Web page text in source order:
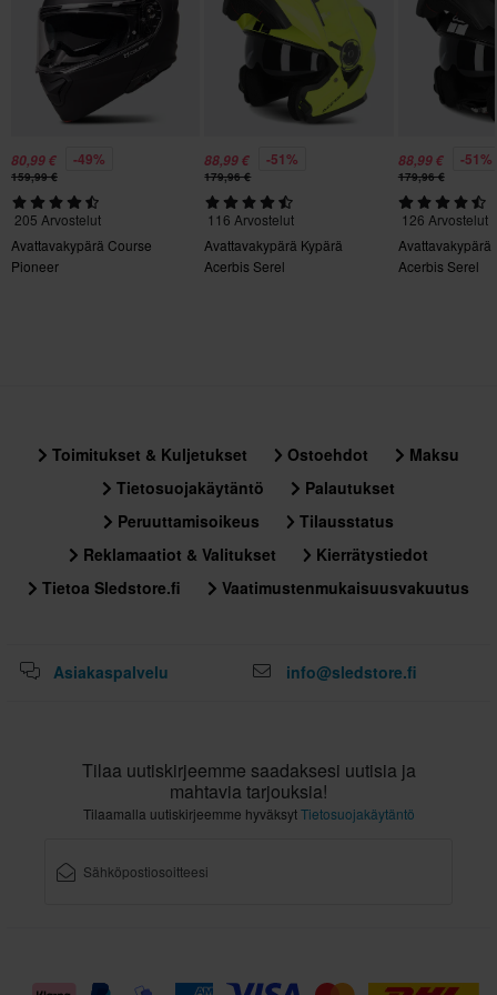
Pinlock
Kiertovoimasuoja
Ei mitään
Materiaali
Kestomuovi
Kypärän paino
Yli 1500 g
357 x 475 x 120 mm
S
285 x 380 x 275 mm
XXL
80,99 € -49%
159,99 €
205 Arvostelut
Avattavakypärä Course
Pioneer
88,99 € -51%
179,96 €
116 Arvostelut
Avattavakypärä Kypärä
Acerbis Serel
88,99 € -51%
179,96 €
126 Arvostelut
Avattavakypärä
Acerbis Serel
Toimitukset & Kuljetukset Ostoehdot
Maksu
Tietosuojakäytäntö
Palautukset
Peruuttamisoikeus
Tilausstatus
Reklamaatiot & Valitukset
Kierrätystiedot
Tietoa Sledstore.fi
Vaatimustenmukaisuusvakuutus
Asiakaspalvelu info@sledstore.fi
Tilaa uutiskirjeemme saadaksesi uutisia ja
mahtavia tarjouksia!
Tilaamalla uutiskirjeemme hyväksytTietosuojakäytäntö